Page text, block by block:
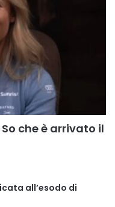
che è arrivato il
all’esodo di